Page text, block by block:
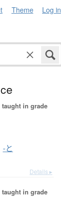
Theme Log in
in grade
-と
Details ▸
in grade